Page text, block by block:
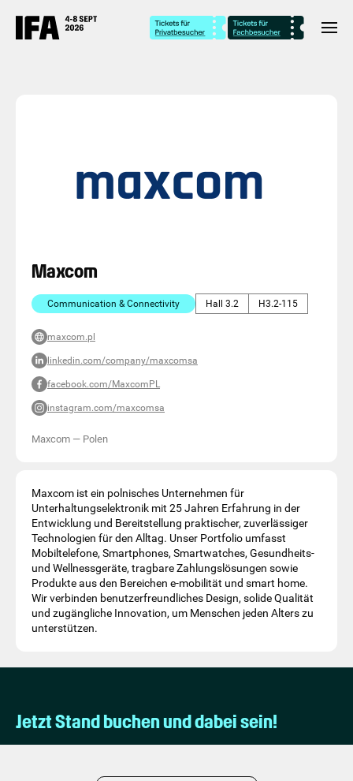
Maxcom
Communication & Connectivity Hall 3.2 H3.2-115
maxcom.pl
linkedin.com/company/maxcomsa
facebook.com/MaxcomPL
instagram.com/maxcomsa
Maxcom — Polen
Maxcom ist ein polnisches Unternehmen für
Unterhaltungselektronik mit 25 Jahren Erfahrung in der
Entwicklung und Bereitstellung praktischer, zuverlässiger
Technologien für den Alltag. Unser Portfolio umfasst
Mobiltelefone, Smartphones, Smartwatches, Gesundheits-
und Wellnessgeräte, tragbare Zahlungslösungen sowie
Produkte aus den Bereichen e-mobilität und smart home.
Wir verbinden benutzerfreundliches Design, solide Qualität
und zugängliche Innovation, um Menschen jeden Alters zu
unterstützen.
Jetzt Stand buchen und dabei sein!